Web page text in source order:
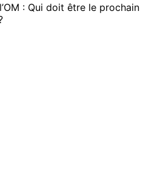
: Qui doit être le prochain